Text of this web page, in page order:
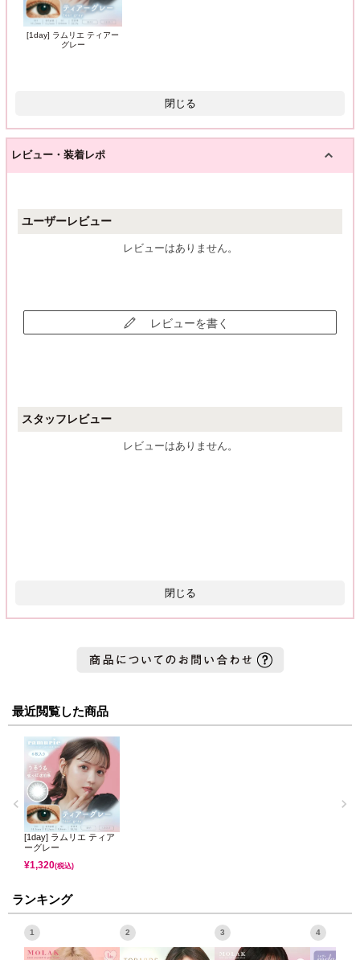
[1day] ラムリエ ティアー
グレー
閉じる
レビュー・装着レポ
ユーザーレビュー
レビューはありません。
レビューを書く
スタッフレビュー
レビューはありません。
閉じる
最近閲覧した商品
[1day] ラムリエ ティア
ーグレー
¥1,320(税込)
ランキング
1 2 3 4